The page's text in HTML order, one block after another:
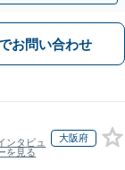
お問い合わせ
ンタビュ
を見る
大阪府